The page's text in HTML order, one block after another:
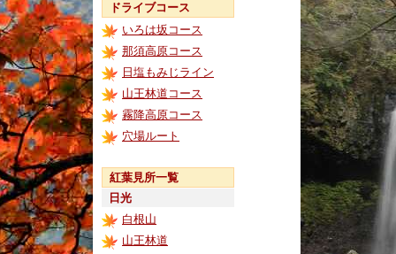
ドライブコース
いろは坂コース
那須高原コース
日塩もみじライン
山王林道コース
霧降高原コース
穴場ルート
紅葉見所一覧
日光
白根山
山王林道